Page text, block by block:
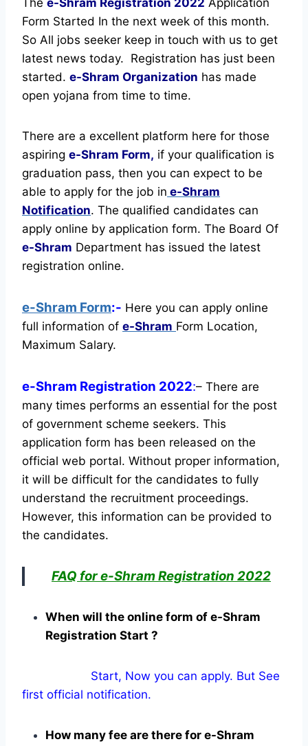
The e-Shram Registration 2022 Application
Form Started In the next week of this month.
So All jobs seeker keep in touch with us to get
latest news today. Registration has just been
started. e-Shram Organization has made
open yojana from time to time.
There are a excellent platform here for those
aspiring e-Shram Form, if your qualification is
graduation pass, then you can expect to be
able to apply for the job in e-Shram
Notification. The qualified candidates can
apply online by application form. The Board Of
e-Shram Department has issued the latest
registration online.
e-Shram Form:- Here you can apply online
full information of e-Shram Form Location,
Maximum Salary.
e-Shram Registration 2022:– There are
many times performs an essential for the post
of government scheme seekers. This
application form has been released on the
official web portal. Without proper information,
it will be difficult for the candidates to fully
understand the recruitment proceedings.
However, this information can be provided to
the candidates.
FAQ for e-Shram Registration 2022
When will the online form of e-Shram
Registration Start ?
Start, Now you can apply. But See
first official notification.
How many fee are there for e-Shram